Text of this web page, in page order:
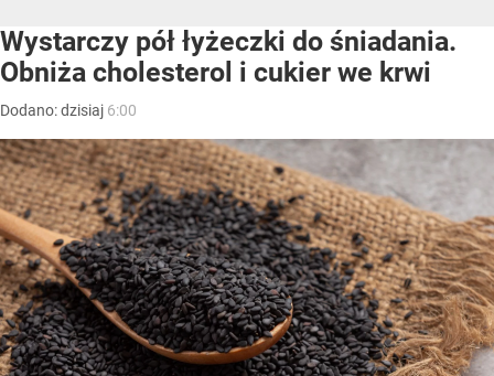
Wystarczy pół łyżeczki do śniadania.
Obniża cholesterol i cukier we krwi
Dodano:dzisiaj 6:00